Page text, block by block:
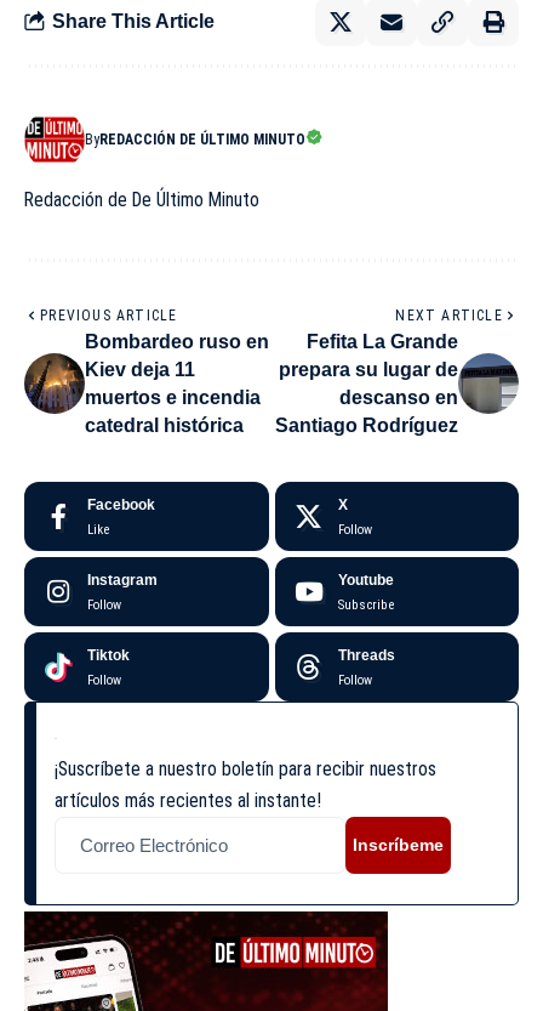
Share This Article
ByREDACCIÓN DE ÚLTIMO MINUTO
Redacción de De Último Minuto
PREVIOUS ARTICLE
Bombardeo ruso en
Kiev deja 11
muertos e incendia
catedral histórica
NEXT ARTICLE
Fefita La Grande
prepara su lugar de
descanso en
Santiago Rodríguez
Facebook
Like
X
Follow
Instagram
Follow
Youtube
Subscribe
Tiktok
Follow
Threads
Follow
¡Suscríbete a nuestro boletín para recibir nuestros
artículos más recientes al instante!
Inscríbeme